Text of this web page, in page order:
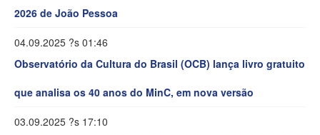
2026 de João Pessoa
04.09.2025 ?s 01:46
Observatório da Cultura do Brasil (OCB) lança livro gratuito
que analisa os 40 anos do MinC, em nova versão
03.09.2025 ?s 17:10